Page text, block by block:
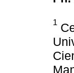
1